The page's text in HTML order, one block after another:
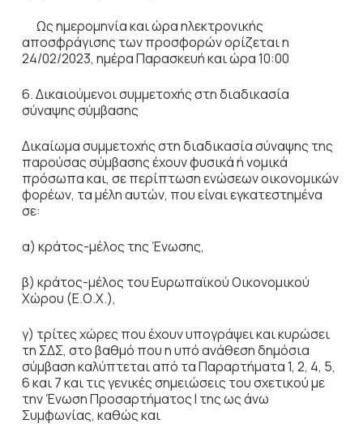
Ως ημερομηνία και ώρα ηλεκτρονικής
αποσφράγισης των προσφορών ορίζεται η
24/02/2023, ημέρα Παρασκευή και ώρα 10:00
6. Δικαιούμενοι συμμετοχής στη διαδικασία
σύναψης σύμβασης
Δικαίωμα συμμετοχής στη διαδικασία σύναψης της
παρούσας σύμβασης έχουν φυσικά ή νομικά
πρόσωπα και, σε περίπτωση ενώσεων οικονομικών
φορέων, τα μέλη αυτών, που είναι εγκατεστημένα
σε:
α) κράτος-μέλος της Ένωσης,
β) κράτος-μέλος του Ευρωπαϊκού Οικονομικού
Χώρου (Ε.Ο.Χ.),
γ) τρίτες χώρες που έχουν υπογράψει και κυρώσει
τη ΣΔΣ, στο βαθμό που η υπό ανάθεση δημόσια
σύμβαση καλύπτεται από τα Παραρτήματα 1, 2, 4, 5,
6 και 7 και τις γενικές σημειώσεις του σχετικού με
την Ένωση Προσαρτήματος I της ως άνω
Συμφωνίας, καθώς και